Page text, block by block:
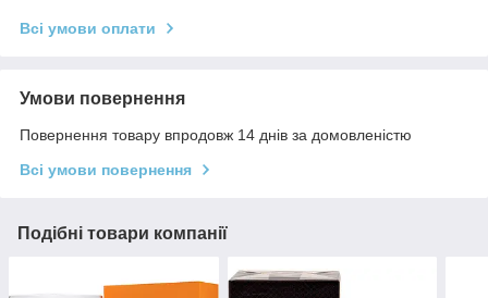
Всі умови оплати
Умови повернення
Повернення товару впродовж 14 днів за домовленістю
Всі умови повернення
Подібні товари компанії